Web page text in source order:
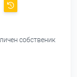
собственик